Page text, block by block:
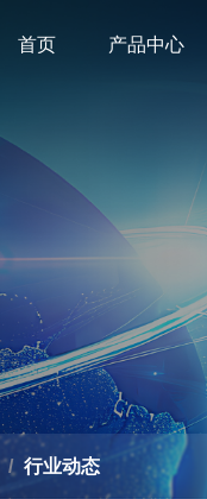
首页 产品中心
/ 行业动态